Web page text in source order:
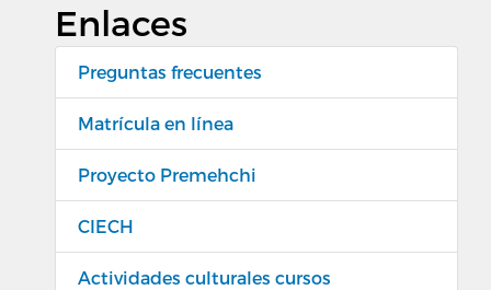
Enlaces
Preguntas frecuentes
Matrícula en línea
Proyecto Premehchi
CIECH
Actividades culturales cursos